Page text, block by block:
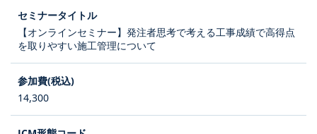
【オンラインセミナー】発注者思考で考える工事成績で高得点
を取りやすい施工管理について
14,300